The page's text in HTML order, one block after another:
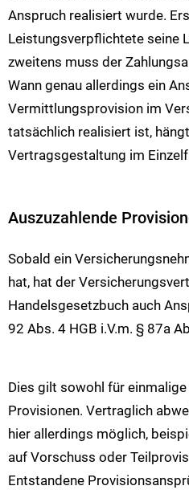
Anspruch realisiert wurde.
Leistungsverpflichtete seine
zweitens muss der
Wann genau allerdings ein
Vermittlungsprovision im
tatsächlich realisiert ist,
Vertragsgestaltung im
Auszuzahlende
Sobald ein
hat, hat der
Handelsgesetzbuch auch
92 Abs. 4 HGB i.V.m. § 87a
Dies gilt sowohl für
Provisionen. Vertraglich
hier allerdings möglich,
auf Vorschuss oder
Entstandene